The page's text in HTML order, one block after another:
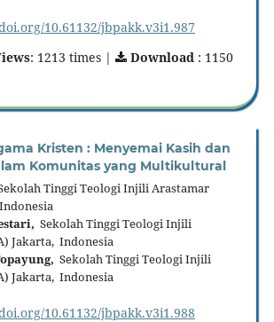
10.61132/jbpakk.v3i1.987
: 1213 times | Download : 1150
Kristen : Menyemai Kasih dan
Komunitas yang Multikultural
Tinggi Teologi Injili Arastamar
Sekolah Tinggi Teologi Injili
Jakarta, Indonesia
Sekolah Tinggi Teologi Injili
Jakarta, Indonesia
10.61132/jbpakk.v3i1.988